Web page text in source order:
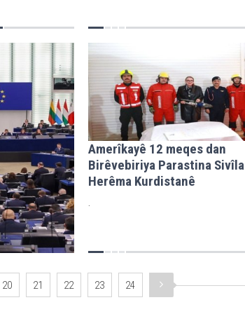
Amerîkayê 12 meqes dan
Birêvebiriya Parastina
Herêma Kurdistanê
.
20 21 22 23 24